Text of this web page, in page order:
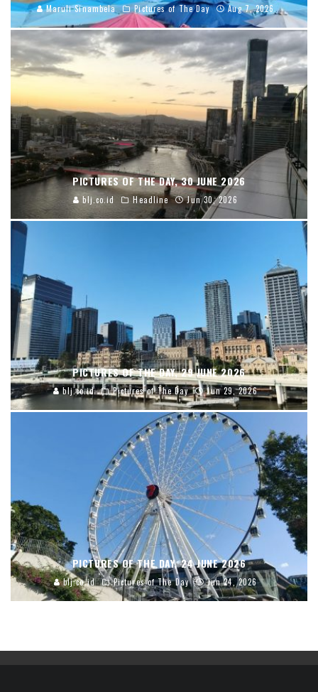
Maruli Sinambela Pictures of The Day Aug 7, 2026
PICTURES OF THE DAY, 30 JUNE 2026
blj.co.id Headline Jun 30, 2026
PICTURES OF THE DAY, 29 JUNE 2026
blj.co.id Pictures of The Day Jun 29, 2026
PICTURES OF THE DAY, 24 JUNE 2026
blj.co.id Pictures of The Day Jun 24, 2026